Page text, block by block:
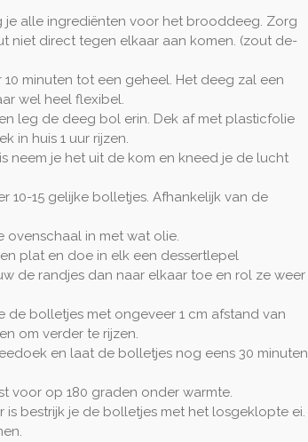
je alle ingrediënten voor het brooddeeg. Zorg
niet direct tegen elkaar aan komen. (zout de-
minuten tot een geheel. Het deeg zal een
wel heel flexibel.
leg de deeg bol erin. Dek af met plasticfolie
in huis 1 uur rijzen.
neem je het uit de kom en kneed je de lucht
10-15 gelijke bolletjes. Afhankelijk van de
ovenschaal in met wat olie.
plat en doe in elk een dessertlepel
de randjes dan naar elkaar toe en rol ze weer
de bolletjes met ongeveer 1 cm afstand van
om verder te rijzen.
en laat de bolletjes nog eens 30 minuten
voor op 180 graden onder warmte.
is bestrijk je de bolletjes met het losgeklopte ei.